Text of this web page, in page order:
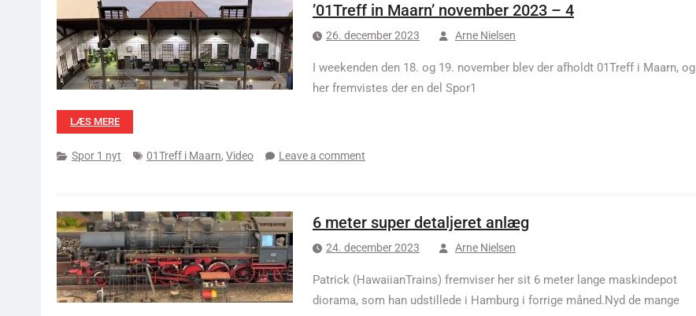
’01Treff in Maarn’ november 2023 – 4
26. december 2023 Arne Nielsen
I weekenden den 18. og 19. november blev der afholdt 01Treff i Maarn, og
her fremvistes der en del Spor1
LÆS MERE
Spor 1 nyt 01Treff i Maarn, Video Leave a comment
6 meter super detaljeret anlæg
24. december 2023 Arne Nielsen
Patrick (HawaiianTrains) fremviser her sit 6 meter lange maskindepot
diorama, som han udstillede i Hamburg i forrige måned.Nyd de mange